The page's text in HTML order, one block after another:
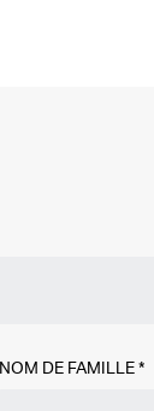
NOM DE FAMILLE *